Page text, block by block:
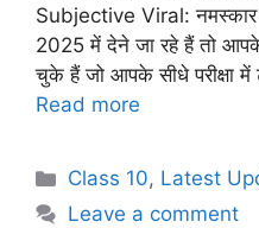
Subjective Viral: नमस्कार
2025 में देने जा रहे हैं तो
चुके हैं जो आपके सीधे परीक्षा
Read more
Categories
Class 10, Latest
Leave a comment